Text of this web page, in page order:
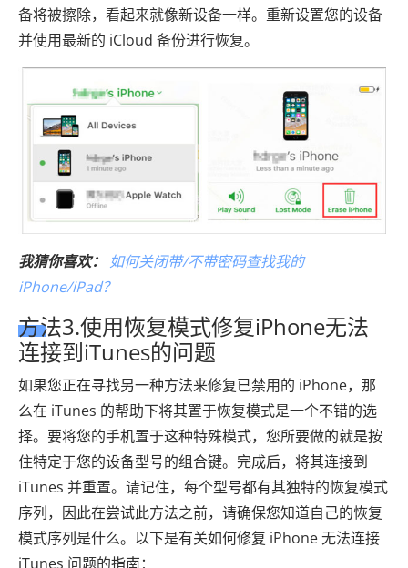
备将被擦除，看起来就像新设备一样。重新设置您的设备
并使用最新的 iCloud 备份进行恢复。
我猜你喜欢：
如何关闭带/不带密码查找我的
iPhone/iPad？
方法3.使用恢复模式修复iPhone无法
连接到iTunes的问题
如果您正在寻找另一种方法来修复已禁用的 iPhone，那
么在 iTunes 的帮助下将其置于恢复模式是一个不错的选
择。要将您的手机置于这种特殊模式，您所要做的就是按
住特定于您的设备型号的组合键。完成后，将其连接到
iTunes 并重置。请记住，每个型号都有其独特的恢复模式
序列，因此在尝试此方法之前，请确保您知道自己的恢复
模式序列是什么。以下是有关如何修复 iPhone 无法连接
iTunes 问题的指南：